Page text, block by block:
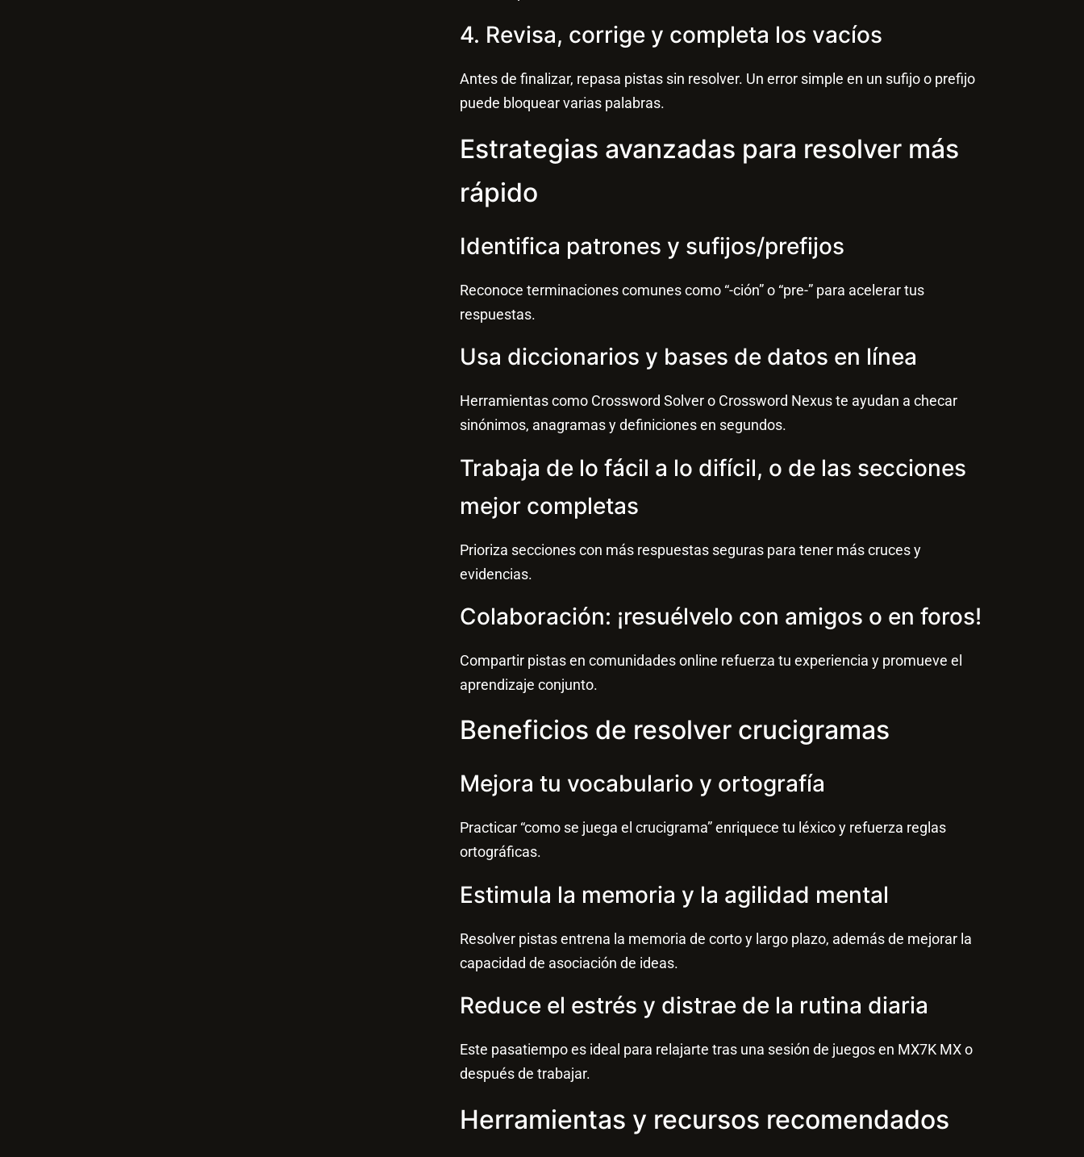
4. Revisa, corrige y completa los vacíos
Antes de finalizar, repasa pistas sin resolver. Un error simple en un sufijo o prefijo
puede bloquear varias palabras.
Estrategias avanzadas para resolver más
rápido
Identifica patrones y sufijos/prefijos
Reconoce terminaciones comunes como “-ción” o “pre-” para acelerar tus
respuestas.
Usa diccionarios y bases de datos en línea
Herramientas como Crossword Solver o Crossword Nexus te ayudan a checar
sinónimos, anagramas y definiciones en segundos.
Trabaja de lo fácil a lo difícil, o de las secciones
mejor completas
Prioriza secciones con más respuestas seguras para tener más cruces y
evidencias.
Colaboración: ¡resuélvelo con amigos o en foros!
Compartir pistas en comunidades online refuerza tu experiencia y promueve el
aprendizaje conjunto.
Beneficios de resolver crucigramas
Mejora tu vocabulario y ortografía
Practicar “como se juega el crucigrama” enriquece tu léxico y refuerza reglas
ortográficas.
Estimula la memoria y la agilidad mental
Resolver pistas entrena la memoria de corto y largo plazo, además de mejorar la
capacidad de asociación de ideas.
Reduce el estrés y distrae de la rutina diaria
Este pasatiempo es ideal para relajarte tras una sesión de juegos en MX7K MX o
después de trabajar.
Herramientas y recursos recomendados